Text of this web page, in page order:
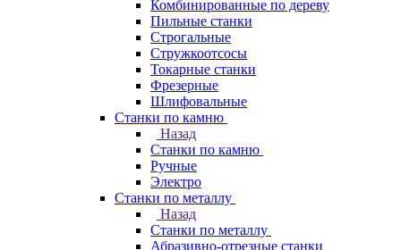
Комбинированные по дереву
Пильные станки
Строгальные
Стружкоотсосы
Токарные станки
Фрезерные
Шлифовальные
Станки по камню
Назад
Станки по камню
Ручные
Электро
Станки по металлу
Назад
Станки по металлу
Абразивно-отрезные станки